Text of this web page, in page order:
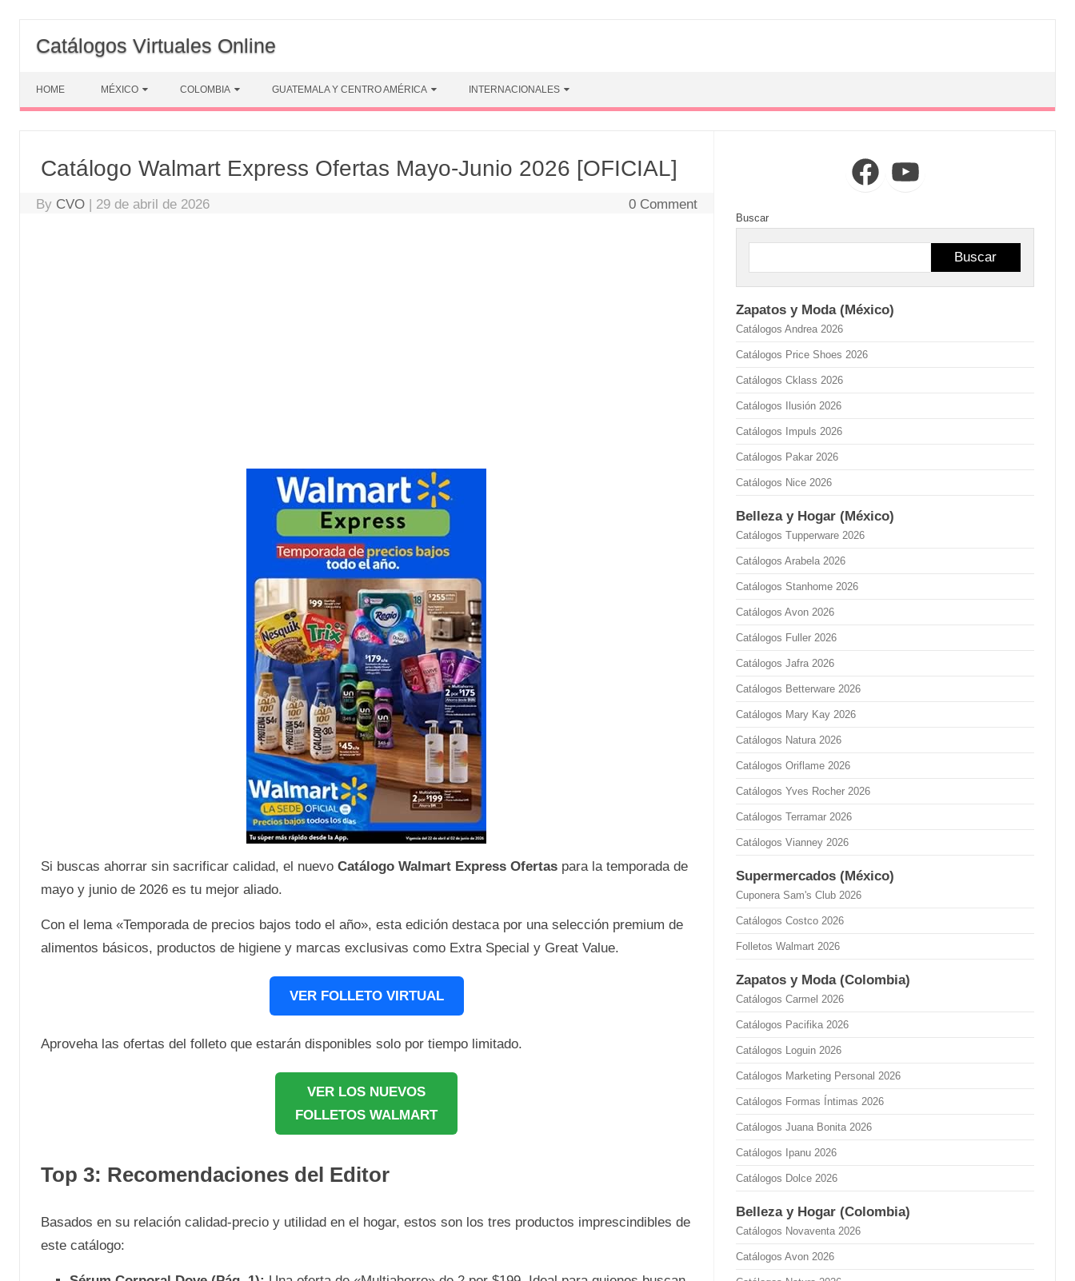
content
Catálogos Virtuales Online
HOME MÉXICO COLOMBIA GUATEMALA Y CENTRO AMÉRICA INTERNACIONALES
Catálogo Walmart Express Ofertas Mayo-Junio 2026 [OFICIAL]
By CVO | 29 de abril de 2026 0 Comment
Si buscas ahorrar sin sacrificar calidad, el nuevo Catálogo Walmart Express Ofertaspara la temporada de
mayo y junio de 2026 es tu mejor aliado.
Con el lema «Temporada de precios bajos todo el año», esta edición destaca por una selección premium de
alimentos básicos, productos de higiene y marcas exclusivas como Extra Special y Great Value.
VER FOLLETO VIRTUAL
Aproveha las ofertas del folleto que estarán disponibles solo por tiempo limitado.
VER LOS NUEVOS
FOLLETOS WALMART
Top 3: Recomendaciones del Editor
Basados en su relación calidad-precio y utilidad en el hogar, estos son los tres productos imprescindibles de
este catálogo:
FacebookYouTube
Buscar
Buscar
Zapatos y Moda (México)
Catálogos Andrea 2026
Catálogos Price Shoes 2026
Catálogos Cklass 2026
Catálogos Ilusión 2026
Catálogos Impuls 2026
Catálogos Pakar 2026
Catálogos Nice 2026
Belleza y Hogar (México)
Catálogos Tupperware 2026
Catálogos Arabela 2026
Catálogos Stanhome 2026
Catálogos Avon 2026
Catálogos Fuller 2026
Catálogos Jafra 2026
Catálogos Betterware 2026
Catálogos Mary Kay 2026
Catálogos Natura 2026
Catálogos Oriflame 2026
Catálogos Yves Rocher 2026
Catálogos Terramar 2026
Catálogos Vianney 2026
Supermercados (México)
Cuponera Sam's Club 2026
Catálogos Costco 2026
Folletos Walmart 2026
Zapatos y Moda (Colombia)
Catálogos Carmel 2026
Catálogos Pacifika 2026
Catálogos Loguin 2026
Catálogos Marketing Personal 2026
Catálogos Formas Íntimas 2026
Catálogos Juana Bonita 2026
Catálogos Ipanu 2026
Catálogos Dolce 2026
Belleza y Hogar (Colombia)
Catálogos Novaventa 2026
Catálogos Avon 2026